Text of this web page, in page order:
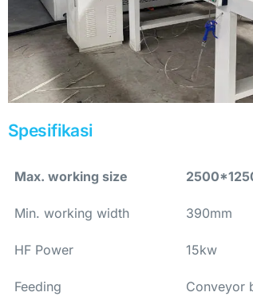
Spesifikasi
Max. working size
Min. working width 390mm
HF Power 15kw
Feeding Conveyor